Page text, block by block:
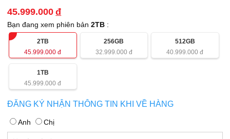
45.999.000 đ
Bạn đang xem phiên bản2TB :
2TB
45.999.000 đ
256GB
32.999.000đ
512GB
40.999.000 đ
1TB
45.999.000 đ
ĐĂNG KÝ NHẬN THÔNG TIN KHI VỀ HÀNG
Anh Chị